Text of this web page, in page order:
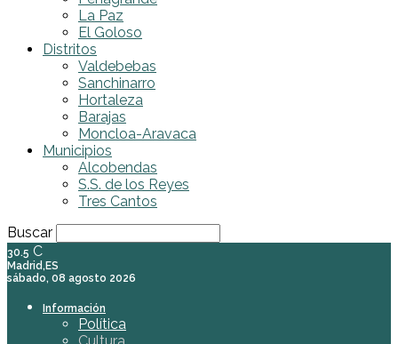
La Paz
El Goloso
Distritos
Valdebebas
Sanchinarro
Hortaleza
Barajas
Moncloa-Aravaca
Municipios
Alcobendas
S.S. de los Reyes
Tres Cantos
Buscar
30.5 C
Madrid,ES
sábado, 08 agosto 2026
Información
Política